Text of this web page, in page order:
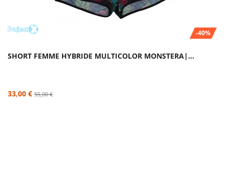
-40%
SHORT FEMME HYBRIDE MULTICOLOR MONSTERA|...
33,00 € 55,00 €